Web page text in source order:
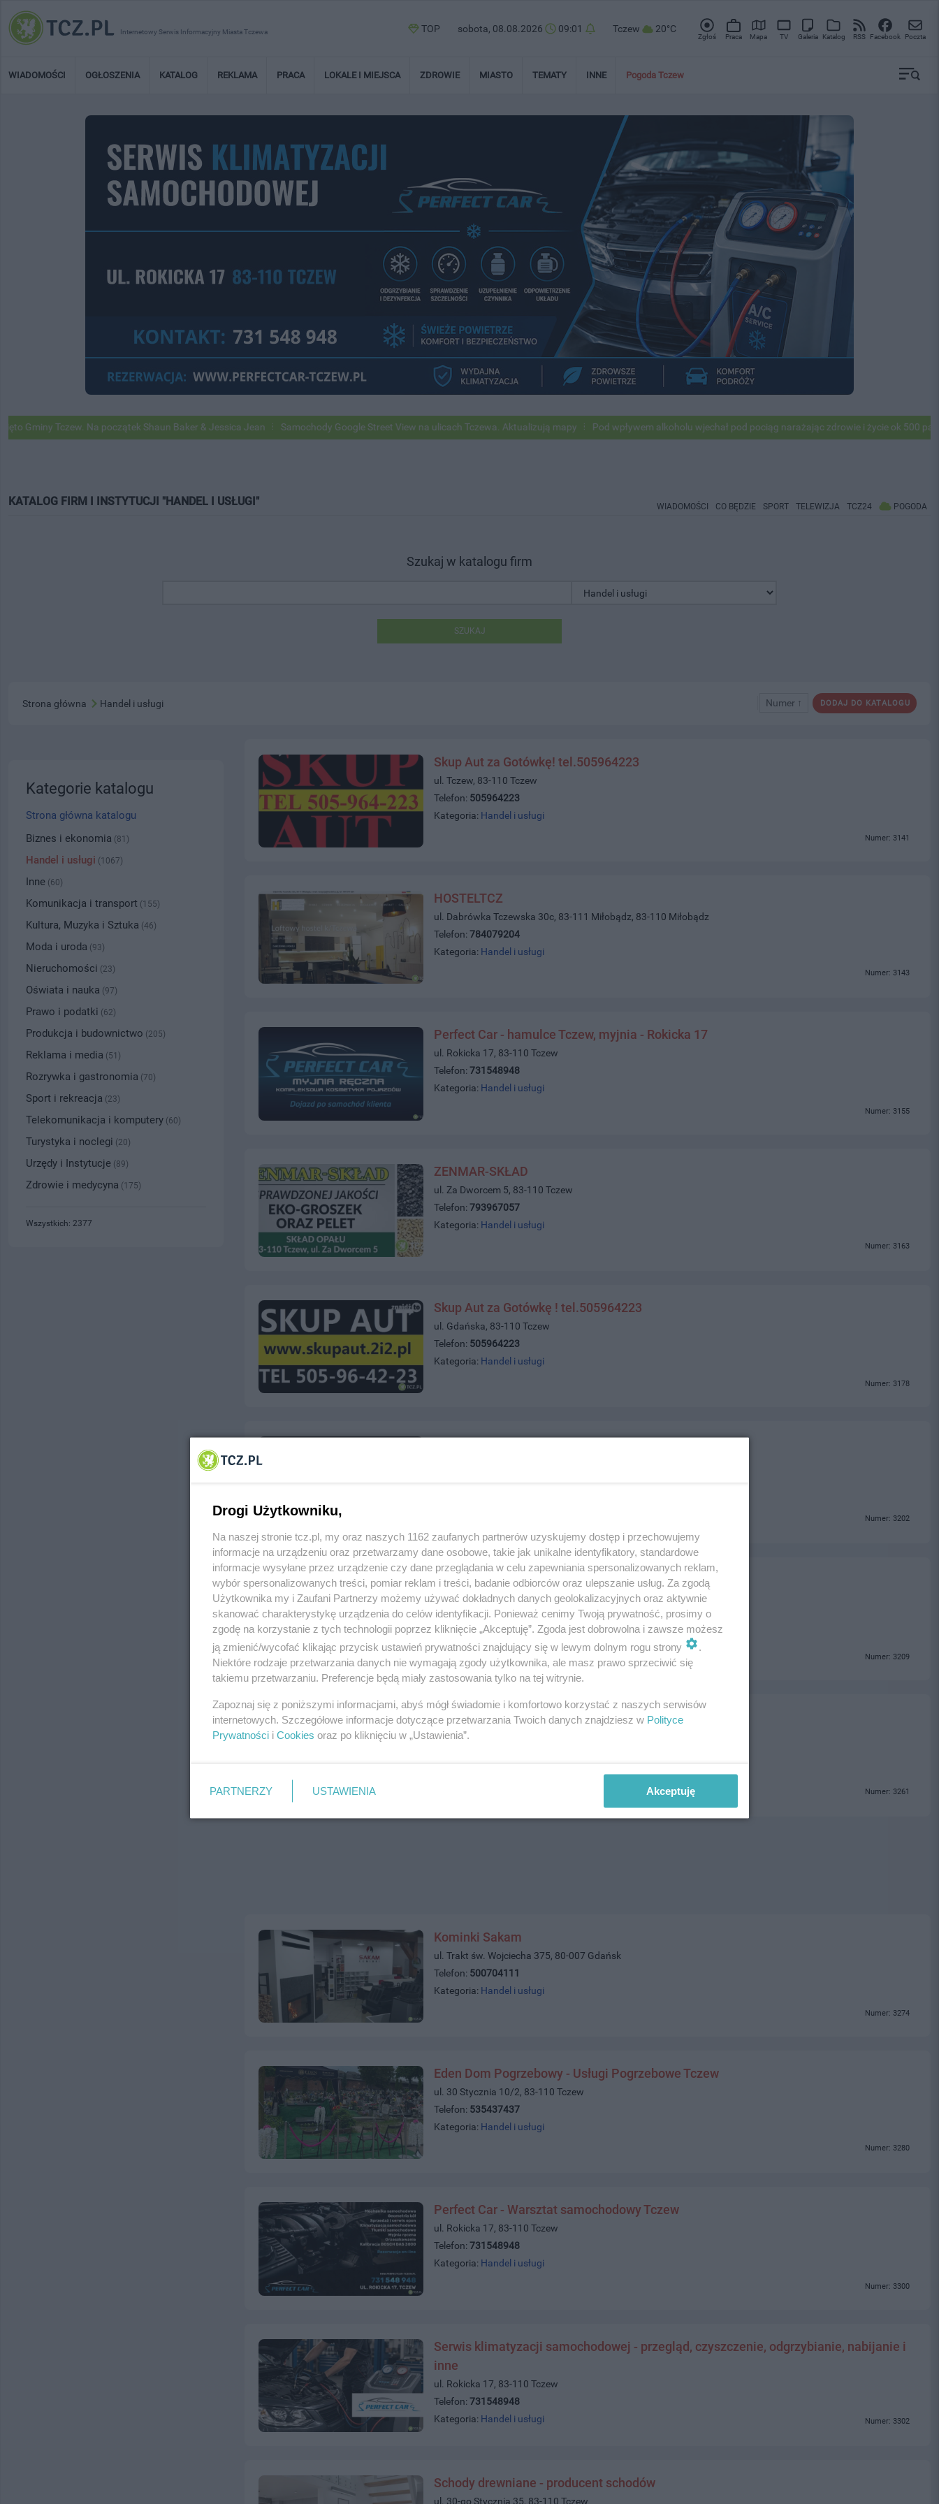
Internetowy Serwis Informacyjny Miasta Tczewa TOP sobota, 08.08.2026 09:01 Tczew 20°C
Zgłoś Praca Mapa TV Galeria Katalog RSS Facebook Poczta
WIADOMOŚCI OGŁOSZENIA KATALOG REKLAMA PRACA LOKALE I MIEJSCA ZDROWIE MIASTO TEMATY INNE Pogoda Tczew
Tczew. Na początek Shaun Baker & Jessica Jean Samochody Google Street View na ulicach Tczewa. Aktualizują mapy Pod wpływem alkoholu wjechał pod pociąg narażając zdrowie i życie ok 500 pasażerów!
KATALOG FIRM I INSTYTUCJI "HANDEL I USŁUGI" WIADOMOŚCI CO BĘDZIE SPORT TELEWIZJA TCZ24 POGODA
Szukaj w katalogu firm
SZUKAJ
DODAJ DO KATALOGU
Numer ↑
Strona główna Handel i usługi
Skup Aut za Gotówkę! tel.505964223
ul. Tczew, 83-110 Tczew
Telefon: 505964223
Kategoria: Handel i usługi
Numer: 3141
HOSTELTCZ
ul. Dabrówka Tczewska 30c, 83-111 Miłobądz, 83-110 Miłobądz
Telefon:784079204
Kategoria: Handel i usługi
Numer: 3143
Perfect Car - hamulce Tczew, myjnia - Rokicka 17
ul. Rokicka 17, 83-110 Tczew
Telefon:731548948
Kategoria: Handel i usługi
Numer: 3155
ZENMAR-SKŁAD
ul. Za Dworcem 5, 83-110 Tczew
Telefon:793967057
Kategoria: Handel i usługi
Numer: 3163
Skup Aut za Gotówkę ! tel.505964223
ul. Gdańska, 83-110 Tczew
Telefon: 505964223
Kategoria: Handel i usługi
Numer: 3178
Numer: 3202
Eko Komes
ul. Tczewska 44, 83-032 Kolnik
Telefon:583421710
Kategoria:Handel i usługi
Numer: 3209
Skup Aut Samochodów Tczew i Okolice
ul. Tczewska 31, 83-032 Kolnik
Numer: 3261
Kominki Sakam
ul. Trakt św. Wojciecha 375, 80-007 Gdańsk
Telefon: 500704111
Kategoria: Handel i usługi
Numer: 3274
Eden Dom Pogrzebowy - Usługi Pogrzebowe Tczew
ul. 30 Stycznia 10/2, 83-110 Tczew
Telefon: 535437437
Kategoria: Handel i usługi
Numer: 3280
Perfect Car - Warsztat samochodowy Tczew
ul. Rokicka 17, 83-110 Tczew
Telefon:731548948
Kategoria: Handel i usługi
Numer: 3300
Serwis klimatyzacji samochodowej - przegląd, czyszczenie, odgrzybianie, nabijanie i
inne
ul. Rokicka 17, 83-110 Tczew
Telefon:731548948
Kategoria: Handel i usługi Numer: 3302
Schody drewniane - producent schodów
ul. 30-go Stycznia 35, 83-110 Tczew
Kategorie katalogu
Strona główna katalogu
Biznes i ekonomia (81)
Handel i usługi (1067)
Inne (60)
Komunikacja i transport (155)
Kultura, Muzyka i Sztuka (46)
Moda i uroda (93)
Nieruchomości (23)
Oświata i nauka (97)
Prawo i podatki (62)
Produkcja i budownictwo (205)
Reklama i media (51)
Rozrywka i gastronomia (70)
Sport i rekreacja (23)
Telekomunikacja i komputery (60)
Turystyka i noclegi (20)
Urzędy i Instytucje (89)
Zdrowie i medycyna (175)
Wszystkich: 2377
Drogi Użytkowniku,
Na naszej stronie tcz.pl, my oraz naszych 1162 zaufanych partnerów uzyskujemy dostęp i przechowujemy
informacje na urządzeniu oraz przetwarzamy dane osobowe, takie jak unikalne identyfikatory, standardowe
informacje wysyłane przez urządzenie czy dane przeglądania w celu zapewniania spersonalizowanych reklam,
wybór spersonalizowanych treści, pomiar reklam i treści, badanie odbiorców oraz ulepszanie usług. Za zgodą
Użytkownika my i Zaufani Partnerzy możemy używać dokładnych danych geolokalizacyjnych oraz aktywnie
skanować charakterystykę urządzenia do celów identyfikacji. Ponieważ cenimy Twoją prywatność, prosimy o
zgodę na korzystanie z tych technologii poprzez kliknięcie „Akceptuję”. Zgoda jest dobrowolna i zawsze możesz
ją zmienić/wycofać klikając przycisk ustawień prywatności znajdujący się w lewym dolnym rogu strony
.
Niektóre rodzaje przetwarzania danych nie wymagają zgody użytkownika, ale masz prawo sprzeciwić się
takiemu przetwarzaniu. Preferencje będą miały zastosowania tylko na tej witrynie.
Zapoznaj się z poniższymi informacjami, abyś mógł świadomie i komfortowo korzystać z naszych serwisów
internetowych. Szczegółowe informacje dotyczące przetwarzania Twoich danych znajdziesz w Polityce
Prywatności i Cookies oraz po kliknięciu w „Ustawienia”.
PARTNERZY USTAWIENIA Akceptuję